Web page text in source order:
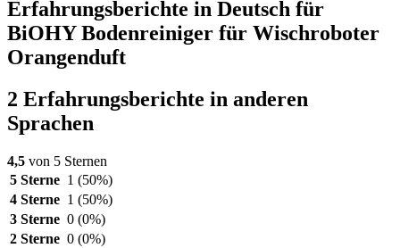
Erfahrungsberichte in Deutsch für
BiOHY Bodenreiniger für Wischroboter
Orangenduft
2 Erfahrungsberichte in anderen
Sprachen
4,5 von 5 Sternen
5 Sterne 1 (50%)
4 Sterne 1 (50%)
3 Sterne 0 (0%)
2 Sterne 0 (0%)